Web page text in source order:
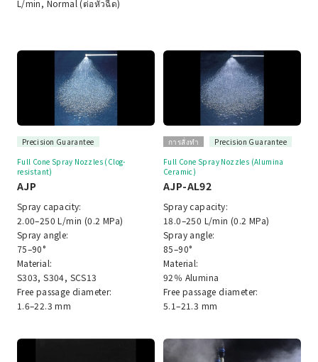
L/min, Normal (ต่อหัวฉีด)
Precision Guarantee
Full Cone Spray Nozzles (Clog-
resistant)
AJP
Spray capacity:
2.00–250 L/min (0.2 MPa)
Spray angle:
75–90°
Material:
S303, S304, SCS13
Free passage diameter:
1.6–22.3 mm
การสั่งทำ
Precision Guarantee
Full Cone Spray Nozzles (Alumina
Ceramic)
AJP-AL92
Spray capacity:
18.0–250 L/min (0.2 MPa)
Spray angle:
85–90°
Material:
92％ Alumina
Free passage diameter:
5.1–21.3 mm